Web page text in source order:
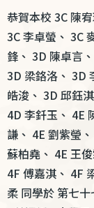
結
恭賀本校 3C 陳
3C 李卓螢、 3C
鋒、 3D 陳卓言
3D 梁鉻洛、 3D
皓浚、 3D 邱鈺
4D 李釺玉、 4E
謙、 4E 劉紫瑩
蘇柏堯、 4E 王
4F 傅嘉淇、 4F
柔 同學於 第七